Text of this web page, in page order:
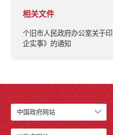
相关文件
个旧市人民政府办公室关于
企实事》的通知
中国政府网站